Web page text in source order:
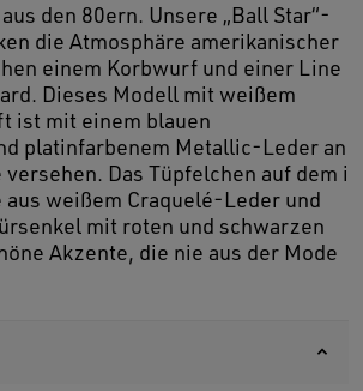
den 80ern. Unsere „Ball Star“-
die Atmosphäre amerikanischer
einem Korbwurf und einer Line
Dieses Modell mit weißem
ist mit einem blauen
platinfarbenem Metallic-Leder an
Das Tüpfelchen auf dem i
aus weißem Craquelé-Leder und
mit roten und schwarzen
Akzente, die nie aus der Mode